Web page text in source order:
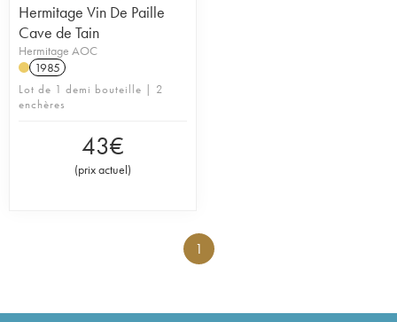
Hermitage Vin De Paille
Cave de Tain
Hermitage AOC
1985
Lot de 1 demi bouteille | 2
enchères
43€
(prix actuel)
1